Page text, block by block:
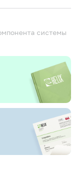
системы